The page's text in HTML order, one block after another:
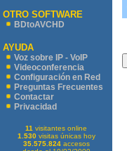
OTRO SOFTWARE
BDtoAVCHD
AYUDA
Voz sobre IP - VoIP
Videoconferencia
Configuración en Red
Preguntas Frecuentes
Contactar
Privacidad
11 visitantes online
1.530visitas únicas hoy
35.575.824accesos